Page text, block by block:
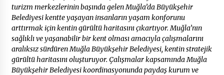
turizm merkezlerinin başında gelen Muğla’da Büyükşehir
Belediyesi kentte yaşayan insanların yaşam konforunu
arttırmak için kentin gürültü haritasını çıkartıyor. Muğla’nın
sağlıklı ve yaşanabilir bir kent olması amacıyla çalışmalarını
aralıksız sürdüren Muğla Büyükşehir Belediyesi, kentin stratejik
gürültü haritasını oluşturuyor. Çalışmalar kapsamında Muğla
Büyükşehir Belediyesi koordinasyonunda paydaş kurum ve